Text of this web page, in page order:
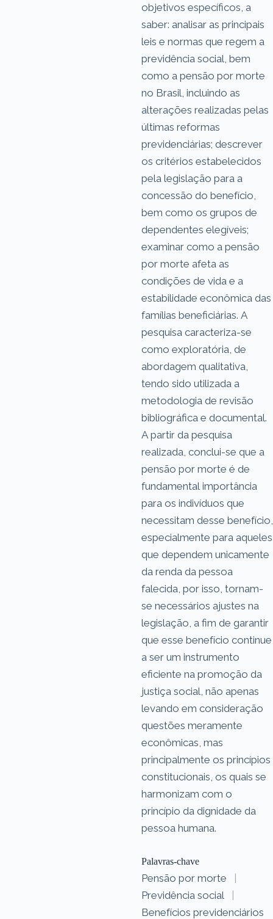
objetivos específicos, a
saber: analisar as principais
leis e normas que regem a
previdência social, bem
como a pensão por morte
no Brasil, incluindo as
alterações realizadas pelas
últimas reformas
previdenciárias; descrever
os critérios estabelecidos
pela legislação para a
concessão do benefício,
bem como os grupos de
dependentes elegíveis;
examinar como a pensão
por morte afeta as
condições de vida e a
estabilidade econômica das
famílias beneficiárias. A
pesquisa caracteriza-se
como exploratória, de
abordagem qualitativa,
tendo sido utilizada a
metodologia de revisão
bibliográfica e documental.
A partir da pesquisa
realizada, conclui-se que a
pensão por morte é de
fundamental importância
para os indivíduos que
necessitam desse benefício,
especialmente para aqueles
que dependem unicamente
da renda da pessoa
falecida, por isso, tornam-
se necessários ajustes na
legislação, a fim de garantir
que esse benefício continue
a ser um instrumento
eficiente na promoção da
justiça social, não apenas
levando em consideração
questões meramente
econômicas, mas
principalmente os princípios
constitucionais, os quais se
harmonizam com o
princípio da dignidade da
pessoa humana.
Palavras-chave
Pensão por morte
|
Previdência social
|
Benefícios previdenciários